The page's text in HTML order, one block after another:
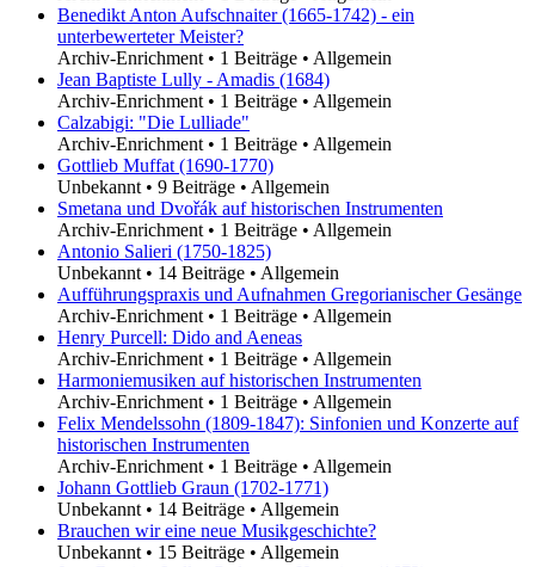
Benedikt Anton Aufschnaiter (1665-1742) - ein
unterbewerteter Meister?
Archiv-Enrichment • 1 Beiträge • Allgemein
Jean Baptiste Lully - Amadis (1684)
Archiv-Enrichment • 1 Beiträge • Allgemein
Calzabigi: "Die Lulliade"
Archiv-Enrichment • 1 Beiträge • Allgemein
Gottlieb Muffat (1690-1770)
Unbekannt • 9 Beiträge • Allgemein
Smetana und Dvořák auf historischen Instrumenten
Archiv-Enrichment • 1 Beiträge • Allgemein
Antonio Salieri (1750-1825)
Unbekannt • 14 Beiträge • Allgemein
Aufführungspraxis und Aufnahmen Gregorianischer Gesänge
Archiv-Enrichment • 1 Beiträge • Allgemein
Henry Purcell: Dido and Aeneas
Archiv-Enrichment • 1 Beiträge • Allgemein
Harmoniemusiken auf historischen Instrumenten
Archiv-Enrichment • 1 Beiträge • Allgemein
Felix Mendelssohn (1809-1847): Sinfonien und Konzerte auf
historischen Instrumenten
Archiv-Enrichment • 1 Beiträge • Allgemein
Johann Gottlieb Graun (1702-1771)
Unbekannt • 14 Beiträge • Allgemein
Brauchen wir eine neue Musikgeschichte?
Unbekannt • 15 Beiträge • Allgemein